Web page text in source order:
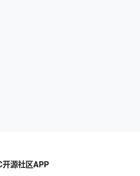
开源社区APP